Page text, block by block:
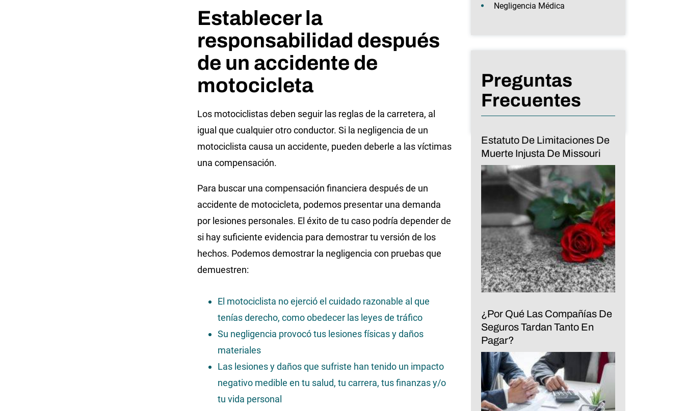
Establecer la
responsabilidad después
de un accidente de
motocicleta
Los motociclistas deben seguir las reglas de la carretera, al
igual que cualquier otro conductor. Si la negligencia de un
motociclista causa un accidente, pueden deberle a las víctimas
una compensación.
Para buscar una compensación financiera después de un
accidente de motocicleta, podemos presentar una demanda
por lesiones personales. El éxito de tu caso podría depender de
si hay suficiente evidencia para demostrar tu versión de los
hechos. Podemos demostrar la negligencia con pruebas que
demuestren:
El motociclista no ejerció el cuidado razonable al que
tenías derecho, como obedecer las leyes de tráfico
Su negligencia provocó tus lesiones físicas y daños
materiales
Las lesiones y daños que sufriste han tenido un impacto
negativo medible en tu salud, tu carrera, tus finanzas y/o
tu vida personal
Negligencia Médica
Preguntas
Frecuentes
Estatuto De Limitaciones De
Muerte Injusta De Missouri
¿Por Qué Las Compañías De
Seguros Tardan Tanto En
Pagar?